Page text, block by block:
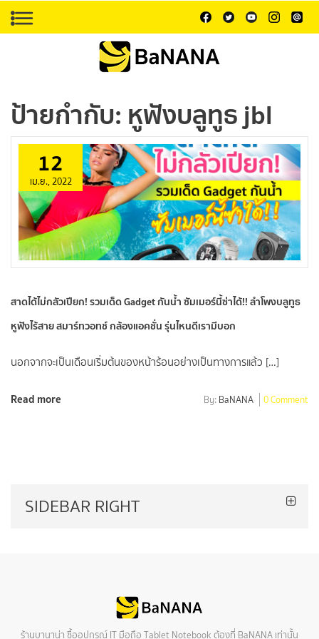
ป้ายกำกับ: หูฟังบลูทูธ jbl
12
เม.ย., 2022
สาดได้ไม่กลัวเปียก! รวมเด็ด Gadget กันน้ำ ซัมเมอร์นี้ซ่าได้!! ลําโพงบลูทูธ
หูฟังไร้สาย สมาร์ทวอทช์ กล้องแอคชั่น รุ่นไหนดีเรามีบอก
นอกจากจะเป็นเดือนเริ่มต้นของหน้าร้อนอย่างเป็นทางการแล้ว […]
Read more By: BaNANA 0 Comment
SIDEBAR RIGHT
ร้านบานาน่า ซื้ออุปกรณ์ IT มือถือ Tablet Notebook ต้องที่ BaNANA เท่านั้น